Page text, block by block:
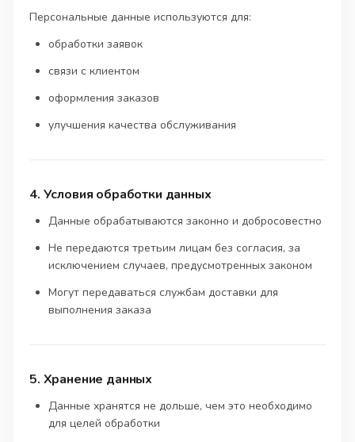
Персональные данные используются для:
обработки заявок
связи с клиентом
оформления заказов
улучшения качества обслуживания
4. Условия обработки данных
Данные обрабатываются законно и добросовестно
Не передаются третьим лицам без согласия, за
исключением случаев, предусмотренных законом
Могут передаваться службам доставки для
выполнения заказа
5. Хранение данных
Данные хранятся не дольше, чем это необходимо
для целей обработки